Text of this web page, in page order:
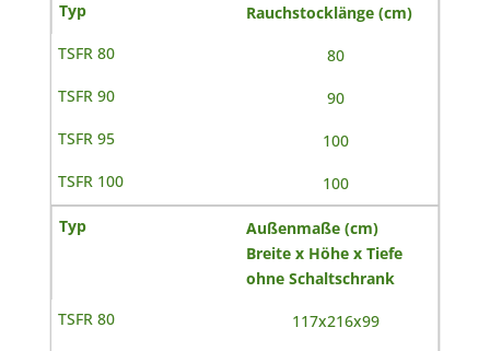
Rauchstocklänge (cm)
80
90
100
100
Außenmaße (cm)
Breite x Höhe x Tiefe
ohne Schaltschrank
117x216x99